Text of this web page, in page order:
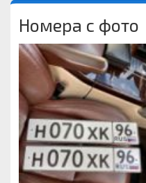
Номера с фото